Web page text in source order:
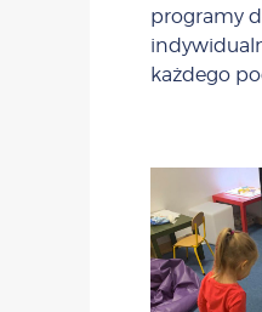
programy
każdego